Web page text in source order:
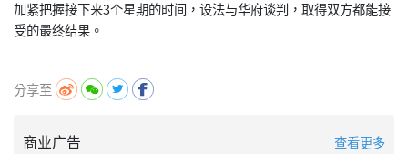
加紧把握接下来3个星期的时间，设法与华府谈判，取得双方都能接
受的最终结果。
分享至
商业广告 查看更多